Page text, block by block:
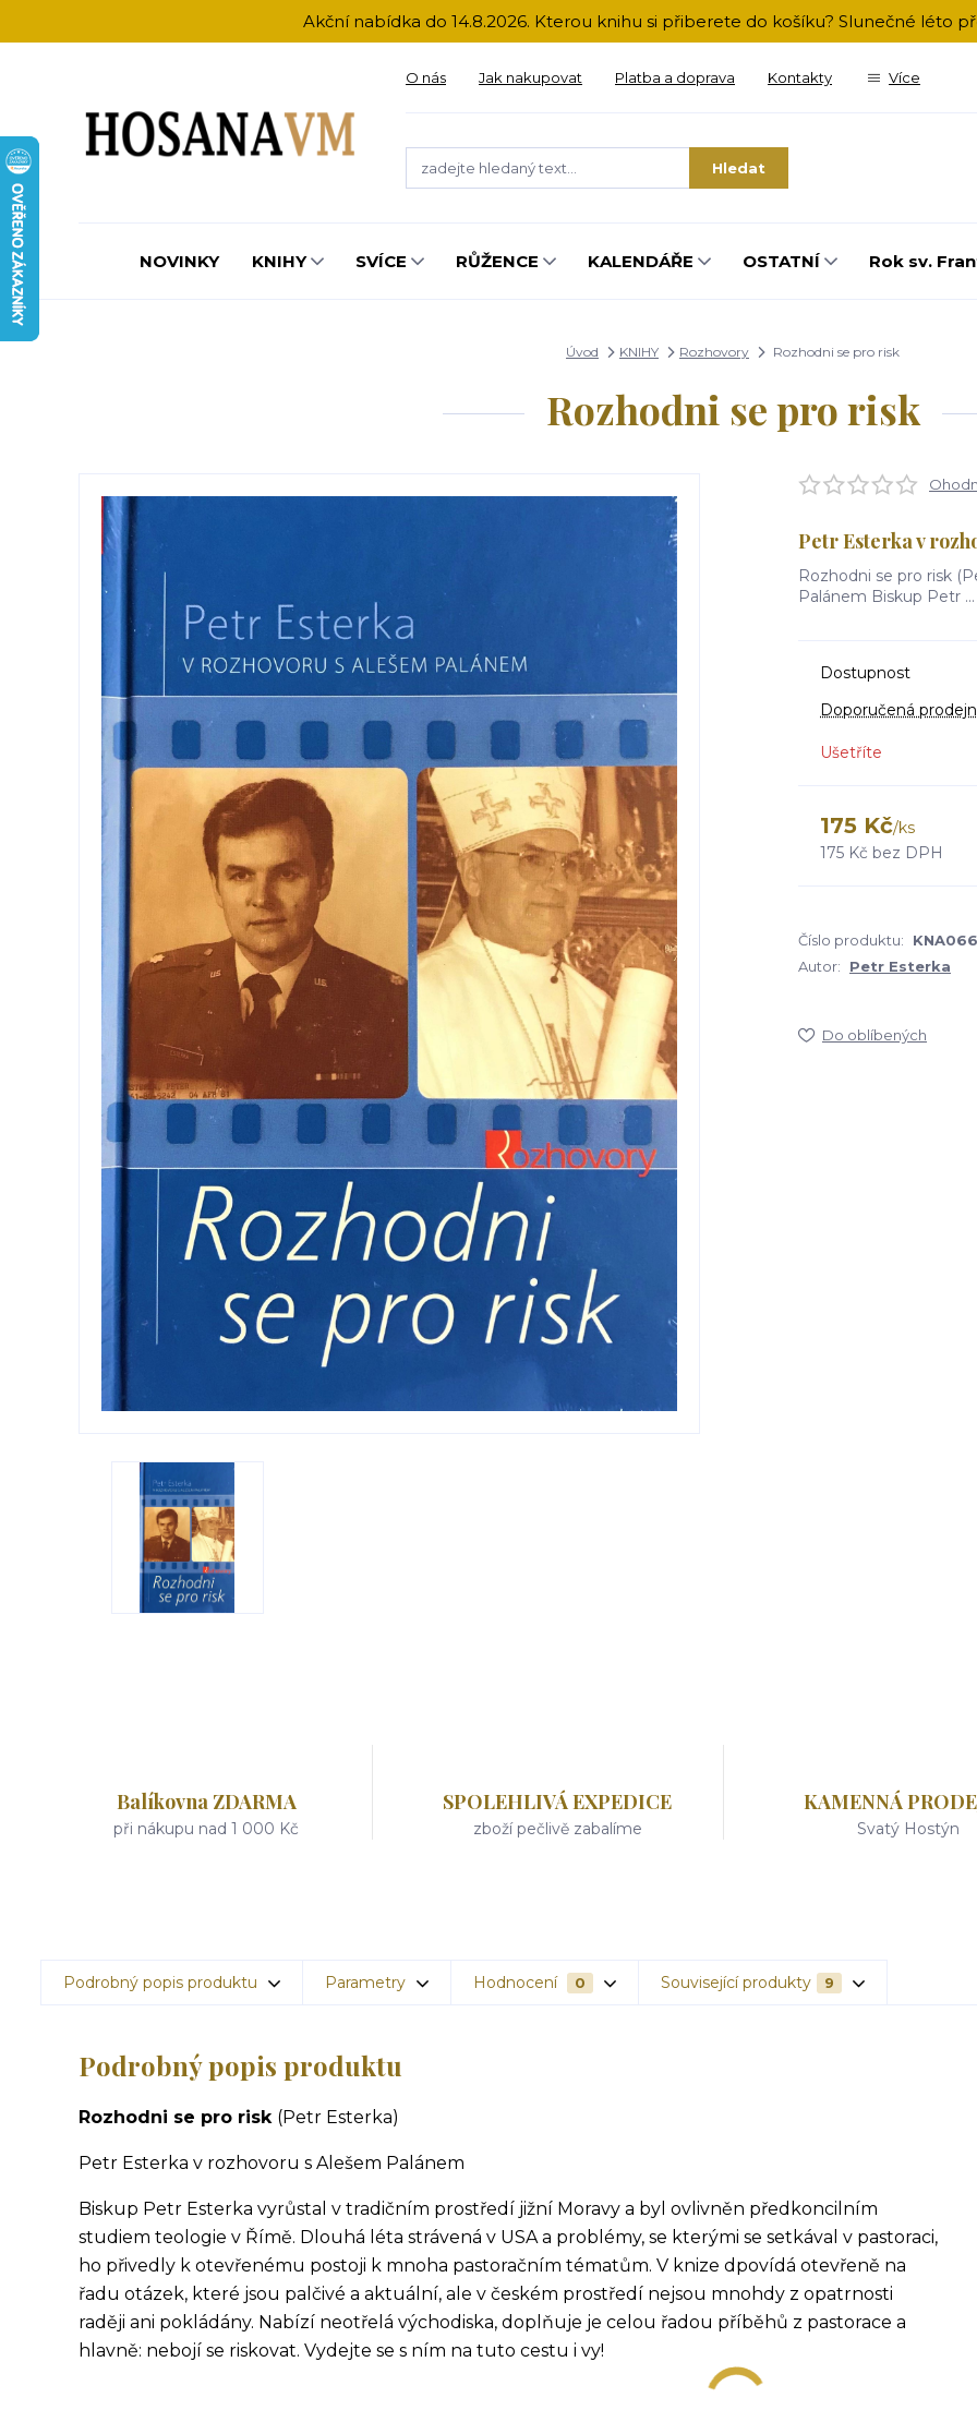
Akční nabídka do 14.8.2026. Kterou knihu si přiberete do košíku? Slunečné léto
O nás Jak nakupovat Platba a doprava Kontakty Více
Hledat
NOVINKY KNIHY SVÍCE RŮŽENCE KALENDÁŘE OSTATNÍ Rok sv.
Úvod KNIHY Rozhovory Rozhodni se pro risk
Rozhodni se pro risk
Petr Esterka v
Rozhodni se pro risk
Palánem Biskup Petr ...
Dostupnost
Doporučená
Ušetříte
175 Kč/ks
175 Kč bez DPH
Číslo produktu: KNA066
Autor:
Petr Esterka
Do oblíbených
Balíkovna ZDARMA
při nákupu nad 1 000 Kč
SPOLEHLIVÁ EXPEDICE
zboží pečlivě zabalíme
KAMENNÁ
Svatý Hostýn
Podrobný popis produktu Parametry Hodnocení 0 Související produkty 9
Podrobný popis produktu
Rozhodni se pro risk (Petr Esterka)
Petr Esterka v rozhovoru s Alešem Palánem
Biskup Petr Esterka vyrůstal v tradičním prostředí jižní Moravy a byl ovlivněn předkoncilním
studiem teologie v Římě. Dlouhá léta strávená v USA a problémy, se kterými se setkával v pastoraci,
ho přivedly k otevřenému postoji k mnoha pastoračním tématům. V knize dpovídá otevřeně na
řadu otázek, které jsou palčivé a aktuální, ale v českém prostředí nejsou mnohdy z opatrnosti
raději ani pokládány. Nabízí neotřelá východiska, doplňuje je celou řadou příběhů z pastorace a
hlavně: nebojí se riskovat. Vydejte se s ním na tuto cestu i vy!